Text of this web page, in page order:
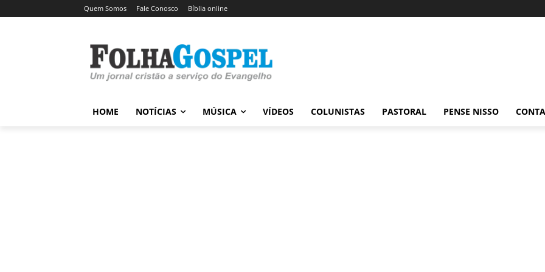
Quem Somos Fale Conosco Bíblia online
HOME NOTÍCIAS MÚSICA VÍDEOS COLUNISTAS PASTORAL PENSE NISSO